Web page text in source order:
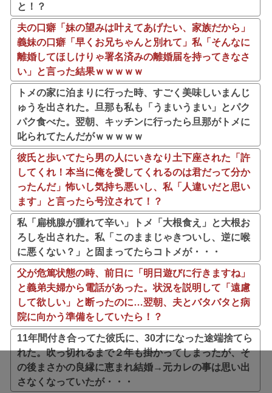
と！？
夫の口癖「妹の望みは叶えてあげたい、家族だから」
義妹の口癖「早くお兄ちゃんと別れて」私「そんなに
離婚してほしけりゃ署名済みの離婚届を持ってきなさ
い」と言った結果ｗｗｗｗｗ
トメの家に泊まりに行った時、すごく美味しいまんじ
ゅうを出された。旦那も私も「うまいうまい」とパク
パク食べた。翌朝、キッチンに行ったら旦那がトメに
叱られてたんだがｗｗｗｗｗ
彼氏と歩いてたら男の人にいきなり土下座された「許
してくれ！本当に俺を愛してくれるのは君だって分か
ったんだ」怖いし気持ち悪いし、私「人違いだと思い
ます」と言ったら号泣されて！？
私「扁桃腺が腫れて辛い」トメ「大根食え」と大根お
ろしを出された。私「このままじゃきついし、逆に喉
に悪くない？」と固まってたらコトメが・・・
父が危篤状態の時、前日に「明日遊びに行きますね」
と義弟夫婦から電話があった。状況を説明して「遠慮
して欲しい」と断ったのに…翌朝、夫とバタバタと病
院に向かう準備をしていたら！？
11年間付き合ってた彼氏に、30才になった途端捨てら
れた。吹っ切れるまで２年も掛かってしまったが、そ
の後まさかの良縁に恵まれ結婚→元カレの事は思い出
さなくなっていたが・・・